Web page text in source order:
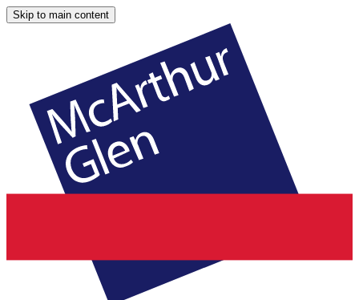
Skip to main content